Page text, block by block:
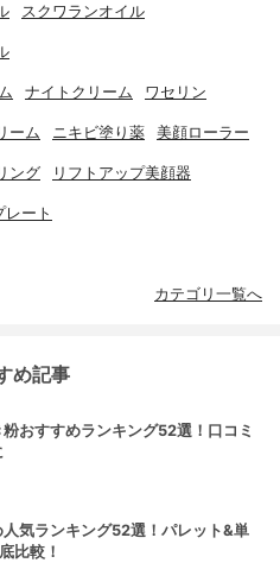
スクワランオイル
ナイトクリーム ワセリン
ーム ニキビ塗り薬 美顔ローラー
ング リフトアップ美顔器
レート
カテゴリ一覧へ
め記事
おすすめランキング52選！口コミ
気ランキング52選！パレット&単
比較！